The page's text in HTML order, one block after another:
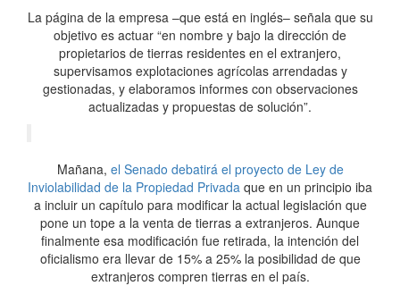
La página de la empresa –que está en inglés– señala que su
objetivo es actuar “en nombre y bajo la dirección de
propietarios de tierras residentes en el extranjero,
supervisamos explotaciones agrícolas arrendadas y
gestionadas, y elaboramos informes con observaciones
actualizadas y propuestas de solución”.
Mañana, el Senado debatirá el proyecto de Ley de
Inviolabilidad de la Propiedad Privada que en un principio iba
a incluir un capítulo para modificar la actual legislación que
pone un tope a la venta de tierras a extranjeros. Aunque
finalmente esa modificación fue retirada, la intención del
oficialismo era llevar de 15% a 25% la posibilidad de que
extranjeros compren tierras en el país.